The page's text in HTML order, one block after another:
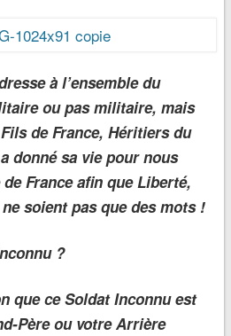
à l’ensemble du
ou pas militaire, mais
de France, Héritiers du
donné sa vie pour nous
France afin que Liberté,
soient pas que des mots !
?
que ce Soldat Inconnu est
Père ou votre Arrière